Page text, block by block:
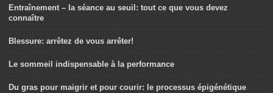
Entraînement – la séance au seuil: tout ce que vous devez
connaître
Blessure: arrêtez de vous arrêter!
Le sommeil indispensable à la performance
Du gras pour maigrir et pour courir: le processus épigénétique